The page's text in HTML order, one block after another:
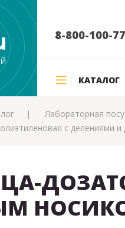
8-800-100-
КАТАЛОГ
Лабораторная
с делениями